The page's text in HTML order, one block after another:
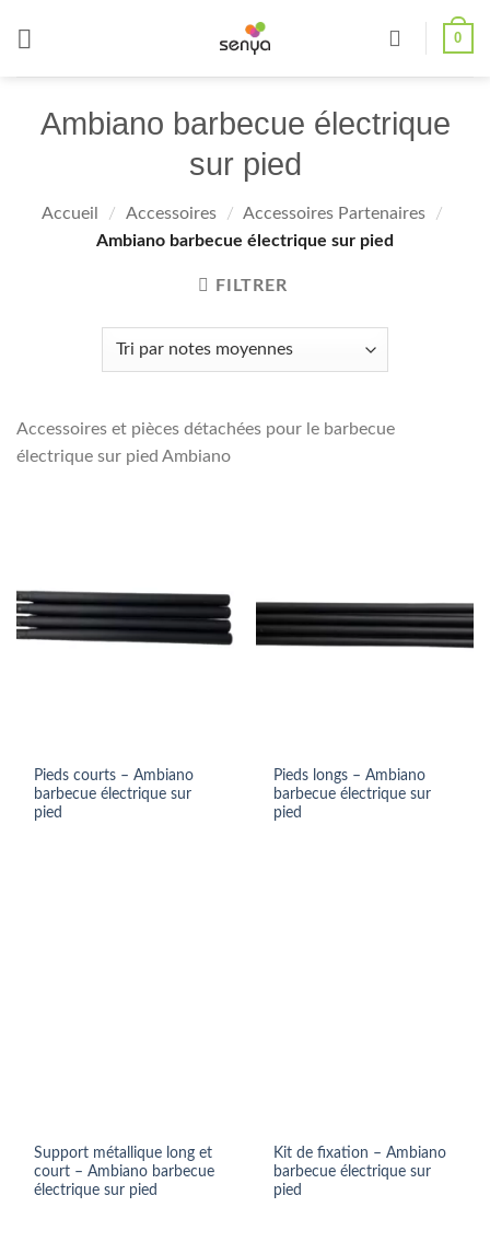
0
Ambiano barbecue électrique
sur pied
Accueil / Accessoires / Accessoires Partenaires
/
Ambiano barbecue électrique sur pied
FILTRER
Accessoires et pièces détachées pour le barbecue
électrique sur pied Ambiano
Pieds courts – Ambiano
barbecue électrique sur
pied
Pieds longs – Ambiano
barbecue électrique sur
pied
Support métallique long et
court – Ambiano barbecue
électrique sur pied
Kit de fixation – Ambiano
barbecue électrique sur
pied